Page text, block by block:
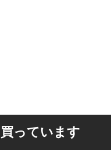
っています